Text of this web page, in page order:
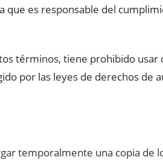
que es responsable del
términos, tiene prohibido usar
por las leyes de derechos de
temporalmente una copia de